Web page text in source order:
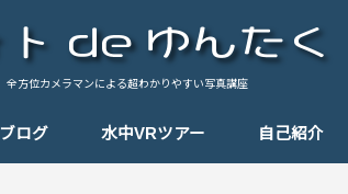
全方位カメラマンによる超わかりやすい写真講座
ブログ 水中VRツアー 自己紹介